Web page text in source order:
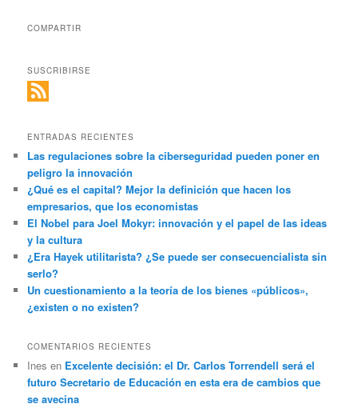
COMPARTIR
SUSCRIBIRSE
ENTRADAS RECIENTES
Las regulaciones sobre la ciberseguridad pueden poner en
peligro la innovación
¿Qué es el capital? Mejor la definición que hacen los
empresarios, que los economistas
El Nobel para Joel Mokyr: innovación y el papel de las ideas
y la cultura
¿Era Hayek utilitarista? ¿Se puede ser consecuencialista sin
serlo?
Un cuestionamiento a la teoría de los bienes «públicos»,
¿existen o no existen?
COMENTARIOS RECIENTES
Ines en Excelente decisión: el Dr. Carlos Torrendell será el
futuro Secretario de Educación en esta era de cambios que
se avecina